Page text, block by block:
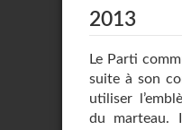
2013
Le Parti
suite à son
utiliser
du marteau.